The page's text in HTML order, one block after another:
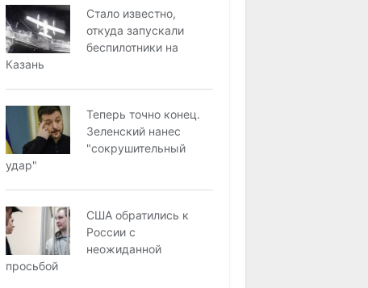
Стало известно,
откуда запускали
беспилотники на
Казань
Теперь точно конец.
Зеленский нанес
"сокрушительный
удар"
США обратились к
России с
неожиданной
просьбой